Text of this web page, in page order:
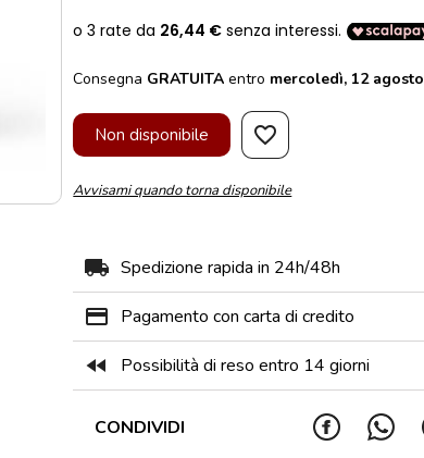
Consegna GRATUITA entro mercoledì, 12 agosto
Non disponibile favorite_border
Avvisami quando torna disponibile
local_shipping Spedizione rapida in 24h/48h
payment Pagamento con carta di credito
fast_rewind Possibilità di reso entro 14 giorni
CONDIVIDI